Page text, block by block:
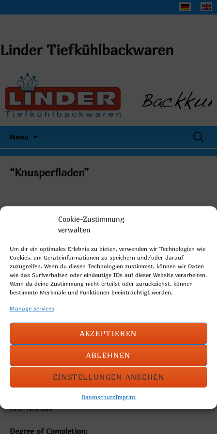
Cookie-Zustimmung
verwalten
Um dir ein optimales Erlebnis zu bieten, verwenden wir Technologien wie
Cookies, um Geräteinformationen zu speichern und/oder darauf
zuzugreifen. Wenn du diesen Technologien zustimmst, können wir Daten
wie das Surfverhalten oder eindeutige IDs auf dieser Website verarbeiten.
Wenn du deine Zustimmung nicht erteilst oder zurückziehst, können
bestimmte Merkmale und Funktionen beeinträchtigt werden.
Manage services
AKZEPTIEREN
ABLEHNEN
EINSTELLUNGEN ANSEHEN
DatenschutzImprint
Linder Tiefkühlbackwaren
Menu
Search
for:
“Knusperfladen”
rustic looking mixed wheat bread roll with a variety of
oilseeds
Weight per piece: 120g
Art.-Nr.: 555
Degree of Completion: